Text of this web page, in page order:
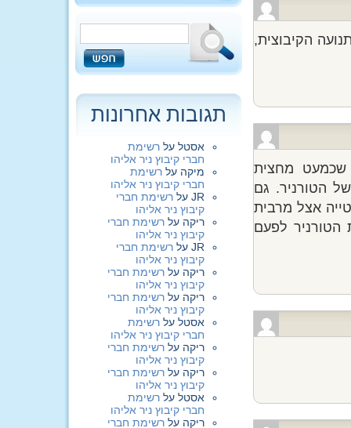
הבאה זו שנת 6 לטורניר, 60 לקיבוץ ו-100 לתנועה הקיבוצית,
שכמעט מחצית
הטורניר. גם
אצל מרבית
הטורניר לפעם
תגובות אחרונות
אסטל על רשימת
חברי קיבוץ ניר אליהו
מיקה על רשימת
חברי קיבוץ ניר אליהו
JR על רשימת חברי
קיבוץ ניר אליהו
ריקה על רשימת חברי
קיבוץ ניר אליהו
JR על רשימת חברי
קיבוץ ניר אליהו
ריקה על רשימת חברי
קיבוץ ניר אליהו
ריקה על רשימת חברי
קיבוץ ניר אליהו
אסטל על רשימת
חברי קיבוץ ניר אליהו
ריקה על רשימת חברי
קיבוץ ניר אליהו
ריקה על רשימת חברי
קיבוץ ניר אליהו
אסטל על רשימת
חברי קיבוץ ניר אליהו
ריקה על רשימת חברי